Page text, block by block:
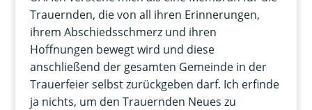
Trauernden, die von all ihren Erinnerungen,
ihrem Abschiedsschmerz und ihren
Hoffnungen bewegt wird und diese
anschließend der gesamten Gemeinde in der
Trauerfeier selbst zurückgeben darf. Ich erfinde
ja nichts, um den Trauernden Neues zu